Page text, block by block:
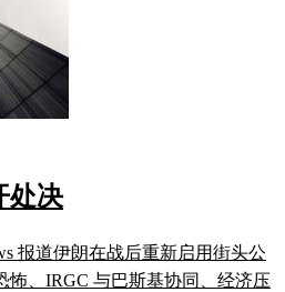
处决
报道伊朗在战后重新启用街头公
怖、IRGC 与巴斯基协同、经济压